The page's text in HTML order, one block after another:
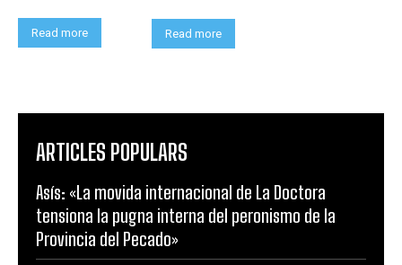
Read more Read more
ARTICLES POPULARS
Asís: «La movida internacional de La Doctora
tensiona la pugna interna del peronismo de la
Provincia del Pecado»